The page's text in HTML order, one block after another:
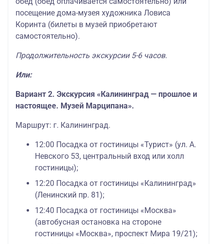
посещение дома-музея художника Ловиса
Коринта (билеты в музей приобретают
самостоятельно).
Продолжительность экскурсии 5-6 часов.
Или:
Вариант 2. Экскурсия «Калининград — прошлое и
настоящее. Музей Марципана».
Маршрут: г. Калининград.
12:00 Посадка от гостиницы «Турист» (ул. А.
Невского 53, центральный вход или холл
гостиницы);
12:20 Посадка от гостиницы «Калининград»
(Ленинский пр. 81);
12:40 Посадка от гостиницы «Москва»
(автобусная остановка на стороне
гостиницы «Москва», проспект Мира 19/21);